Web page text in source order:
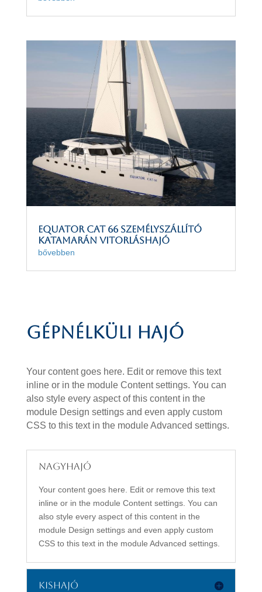
EQUATOR CAT 66 személyszállító
katamarán vitorláshajó
bővebben
Gépnélküli hajó
Your content goes here. Edit or remove this text
inline or in the module Content settings. You can
also style every aspect of this content in the
module Design settings and even apply custom
CSS to this text in the module Advanced settings.
Nagyhajó
Your content goes here. Edit or remove this text
inline or in the module Content settings. You can
also style every aspect of this content in the
module Design settings and even apply custom
CSS to this text in the module Advanced settings.
Kishajó